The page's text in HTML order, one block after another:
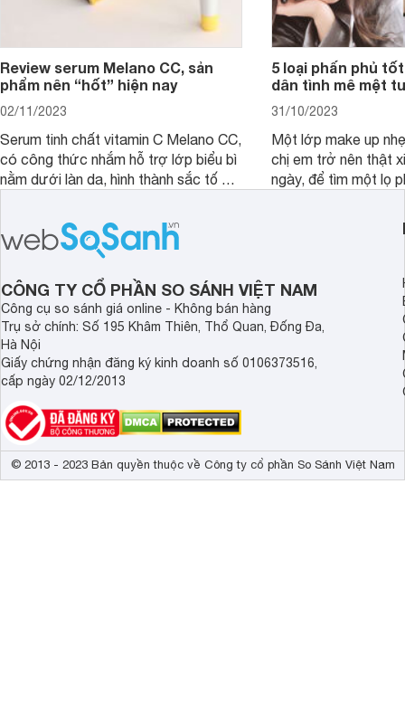
Review serum Melano CC, sản
phẩm nên “hốt” hiện nay
02/11/2023
Serum tinh chất vitamin C Melano CC,
có công thức nhắm hỗ trợ lớp biểu bì
nằm dưới làn da, hình thành sắc tố da,
5 loại phấn phủ
dân tình mê mệt
31/10/2023
Một lớp make up
chị em trở nên thật
ngày, để tìm một lọ
ngày dài cần đọc
CÔNG TY CỔ PHẦN SO SÁNH VIỆT NAM
Công cụ so sánh giá online - Không bán hàng
Trụ sở chính: Số 195 Khâm Thiên, Thổ Quan, Đống Đa,
Hà Nội
Giấy chứng nhận đăng ký kinh doanh số 0106373516,
cấp ngày 02/12/2013
© 2013 - 2023 Bản quyền thuộc về Công ty cổ phần So Sánh Việt Nam